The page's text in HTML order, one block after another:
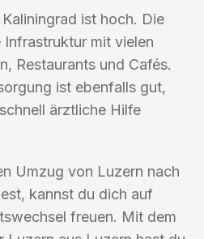
ist hoch. Die
mit vielen
Restaurants und Cafés.
ist ebenfalls gut,
ärztliche Hilfe
Umzug von Luzern nach
kannst du dich auf
freuen. Mit dem